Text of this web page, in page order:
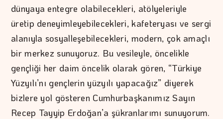
dünyaya entegre olabilecekleri, atölyeleriyle
üretip deneyimleyebilecekleri, kafeteryası ve sergi
alanıyla sosyalleşebilecekleri, modern, çok amaçlı
bir merkez sunuyoruz. Bu vesileyle, öncelikle
gençliği her daim öncelik olarak gören, “Türkiye
Yüzyılı’nı gençlerin yüzyılı yapacağız” diyerek
bizlere yol gösteren Cumhurbaşkanımız Sayın
Recep Tayyip Erdoğan’a şükranlarımı sunuyorum.